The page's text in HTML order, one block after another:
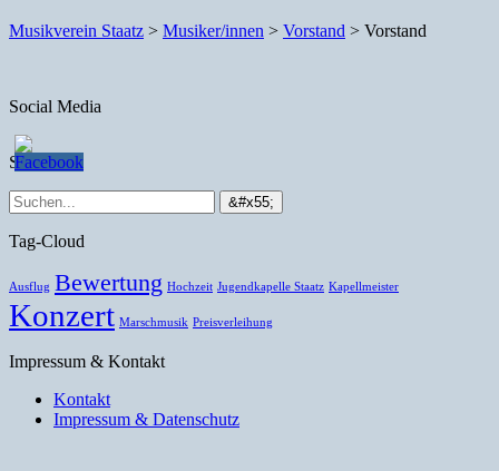
Musikverein Staatz > Musiker/innen > Vorstand > Vorstand
Social Media
Suche
Tag-Cloud
Ausflug Bewertung Hochzeit Jugendkapelle Staatz Kapellmeister
Konzert Marschmusik Preisverleihung
Impressum & Kontakt
Kontakt
Impressum & Datenschutz